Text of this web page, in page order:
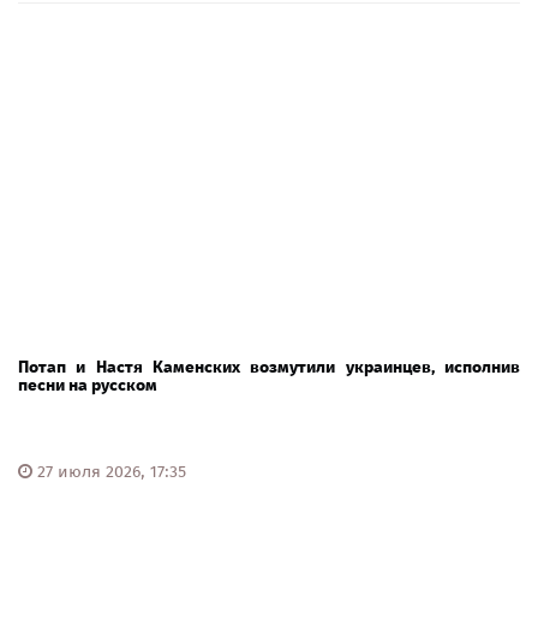
Потап и Настя Каменских возмутили украинцев, исполнив
песни на русском
27 июля 2026, 17:35